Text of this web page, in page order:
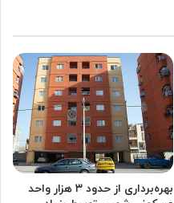
بهره‌برداری از حدود ۳ هزار واحد